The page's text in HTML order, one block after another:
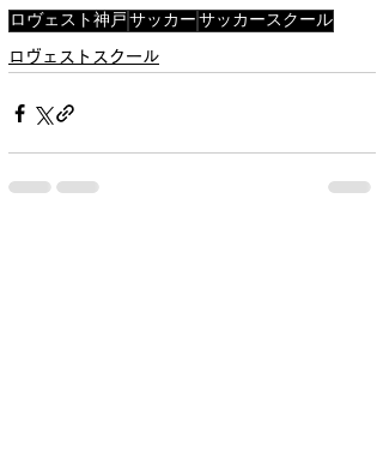
ロヴェスト神戸サッカーサッカースクール
ロヴェストスクール